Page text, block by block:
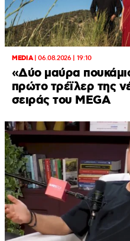
MEDIA|06.08.2026 | 19:10
«Δύο μαύρα
πρώτο τρέϊλερ της
σειράς του MEGA